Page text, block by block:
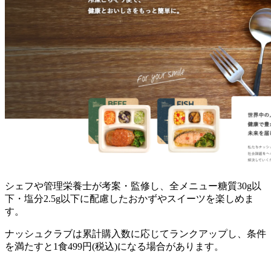
シェフや管理栄養士が考案・監修し、全メニュー糖質30g以
下・塩分2.5g以下に配慮したおかずやスイーツを楽しめま
す。
ナッシュクラブは累計購入数に応じてランクアップし、条件
を満たすと1食499円(税込)になる場合があります。